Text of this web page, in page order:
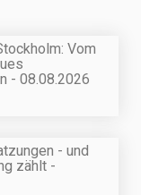
Vom
- 08.08.2026
- und
zählt -